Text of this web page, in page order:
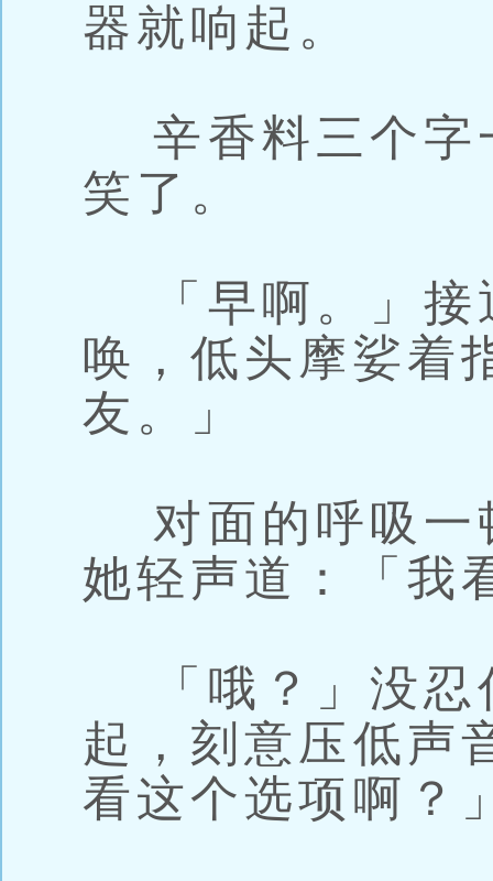
器就响起。
辛香料三个字
笑了。
「早啊。」接
唤，低头摩娑
友。」
对面的呼吸一
她轻声道：「我
「哦？」没忍
起，刻意压低声
看这个选项啊？